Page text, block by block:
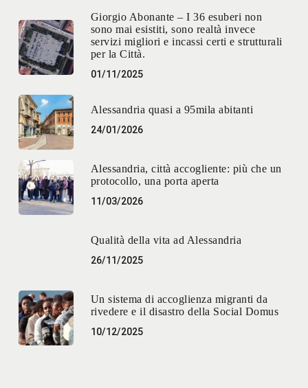
Giorgio Abonante – I 36 esuberi non
sono mai esistiti, sono realtà invece
servizi migliori e incassi certi e strutturali
per la Città.
01/11/2025
Alessandria quasi a 95mila abitanti
24/01/2026
Alessandria, città accogliente: più che un
protocollo, una porta aperta
11/03/2026
Qualità della vita ad Alessandria
26/11/2025
Un sistema di accoglienza migranti da
rivedere e il disastro della Social Domus
10/12/2025